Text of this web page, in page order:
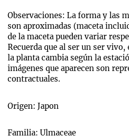
Observaciones: La forma y las
son aproximadas (maceta
de la maceta pueden variar
Recuerda que al ser un ser
la planta cambia según la
imágenes que aparecen son
contractuales.
Origen: Japon
Familia: Ulmaceae